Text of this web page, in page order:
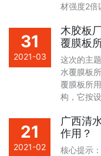
材强度2倍
31
2021-03
木胶板
覆膜板
这次的主
水覆膜板
覆膜板所
构，它按
21
2021-02
广西清
作用？
核心提示